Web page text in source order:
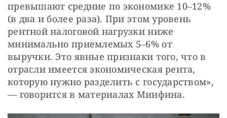
превышают средние по экономике 10‒12%
(в два и более раза). При этом уровень
рентной налоговой нагрузки ниже
минимально приемлемых 5‒6% от
выручки. Это явные признаки того, что в
отрасли имеется экономическая рента,
которую нужно разделить с государством»,
— говорится в материалах Минфина.